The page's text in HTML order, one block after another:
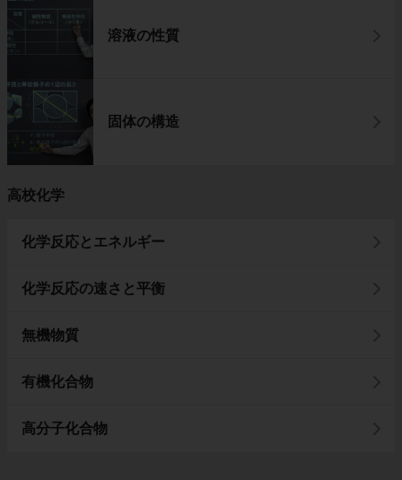
溶液の性質
固体の構造
高校化学
化学反応とエネルギー
化学反応の速さと平衡
無機物質
有機化合物
高分子化合物